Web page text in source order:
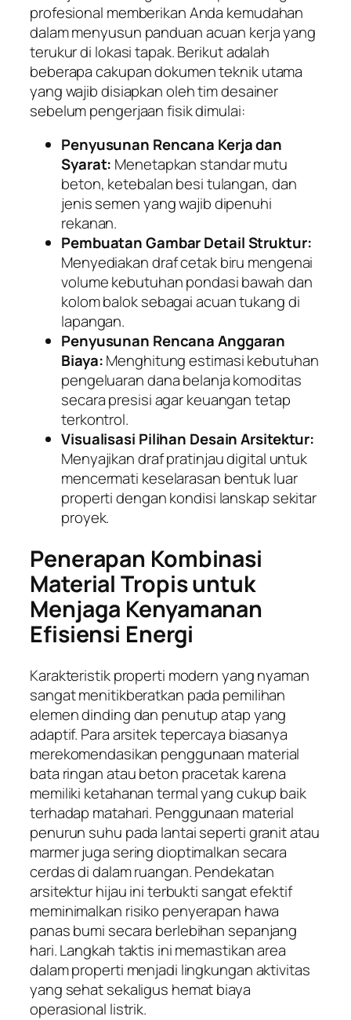
profesional memberikan Anda kemudahan
dalam menyusun panduan acuan kerja yang
terukur di lokasi tapak. Berikut adalah
beberapa cakupan dokumen teknik utama
yang wajib disiapkan oleh tim desainer
sebelum pengerjaan fisik dimulai:
Penyusunan Rencana Kerja dan
Syarat: Menetapkan standar mutu
beton, ketebalan besi tulangan, dan
jenis semen yang wajib dipenuhi
rekanan.
Pembuatan Gambar Detail Struktur:
Menyediakan draf cetak biru mengenai
volume kebutuhan pondasi bawah dan
kolom balok sebagai acuan tukang di
lapangan.
Penyusunan Rencana Anggaran
Biaya:Menghitung estimasi kebutuhan
pengeluaran dana belanja komoditas
secara presisi agar keuangan tetap
terkontrol.
Visualisasi Pilihan Desain Arsitektur:
Menyajikan draf pratinjau digital untuk
mencermati keselarasan bentuk luar
properti dengan kondisi lanskap sekitar
proyek.
Penerapan Kombinasi
Material Tropis untuk
Menjaga Kenyamanan
Efisiensi Energi
Karakteristik properti modern yang nyaman
sangat menitikberatkan pada pemilihan
elemen dinding dan penutup atap yang
adaptif. Para arsitek tepercaya biasanya
merekomendasikan penggunaan material
bata ringan atau beton pracetak karena
memiliki ketahanan termal yang cukup baik
terhadap matahari. Penggunaan material
penurun suhu pada lantai seperti granit atau
marmer juga sering dioptimalkan secara
cerdas di dalam ruangan. Pendekatan
arsitektur hijau ini terbukti sangat efektif
meminimalkan risiko penyerapan hawa
panas bumi secara berlebihan sepanjang
hari. Langkah taktis ini memastikan area
dalam properti menjadi lingkungan aktivitas
yang sehat sekaligus hemat biaya
operasional listrik.